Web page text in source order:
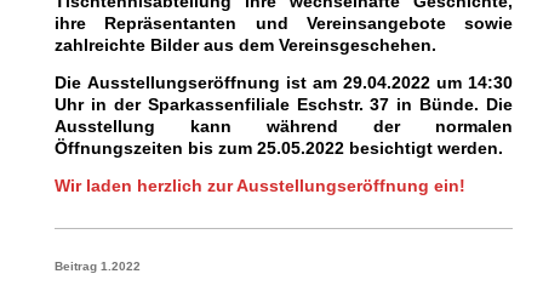
ihre Repräsentanten und Vereinsangebote sowie
zahlreichte Bilder aus dem Vereinsgeschehen.
Die Ausstellungseröffnung ist am 29.04.2022 um 14:30
Uhr in der Sparkassenfiliale Eschstr. 37 in Bünde. Die
Ausstellung kann während der normalen
Öffnungszeiten bis zum 25.05.2022 besichtigt werden.
Wir laden herzlich zur Ausstellungseröffnung ein!
Beitrag 1.2022